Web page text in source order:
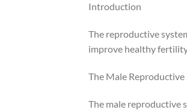
Introduction
The reproductive
improve healthy
The Male Reproductive
The male reproductive